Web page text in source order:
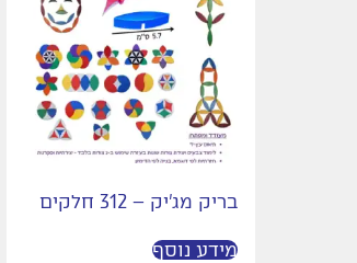
בריק מג'יק – 312 חלקים
מידע נוסף